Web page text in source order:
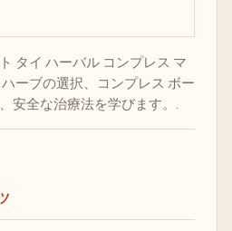
タイ ハーバル コンプレス マ
ーブの選択、コンプレス ボー
安全な治療法を学びます。.